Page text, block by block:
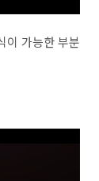
이 가능한 부분